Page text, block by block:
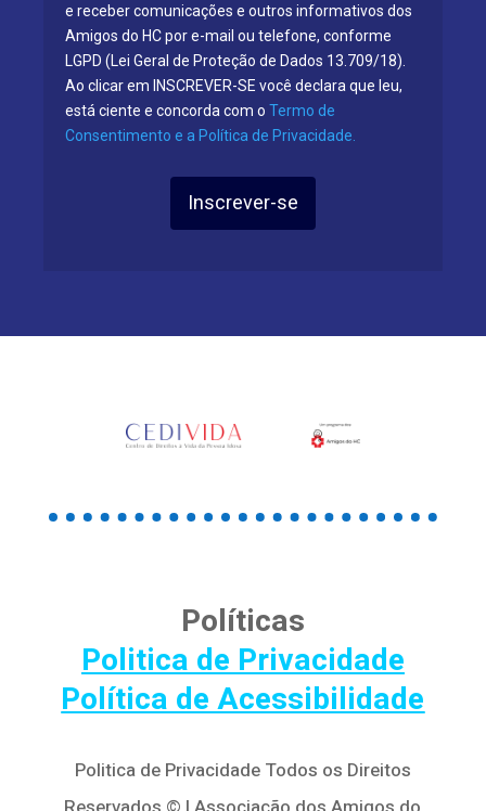
e receber comunicações e outros informativos dos
Amigos do HC por e-mail ou telefone, conforme
LGPD (Lei Geral de Proteção de Dados 13.709/18).
Ao clicar em INSCREVER-SE você declara que leu,
está ciente e concorda com o Termo de
Consentimento e a Política de Privacidade.
Inscrever-se
Políticas
Politica de Privacidade
Política de Acessibilidade
Politica de Privacidade Todos os Direitos